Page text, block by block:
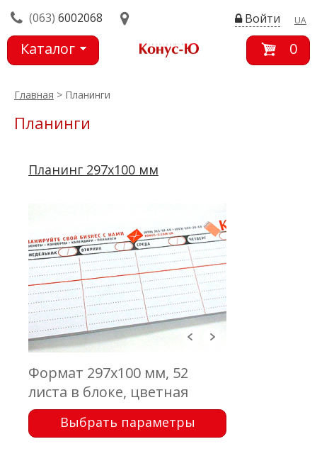
(063) 6002068 UA
Войти
Каталог
0
Главная > Планинги
Планинги
Планинг 297x100 мм
Формат 297x100 мм, 52
листа в блоке, цветная
печать с одной стороны,
бумага офсетная 80 г\м2,
Выбрать параметры